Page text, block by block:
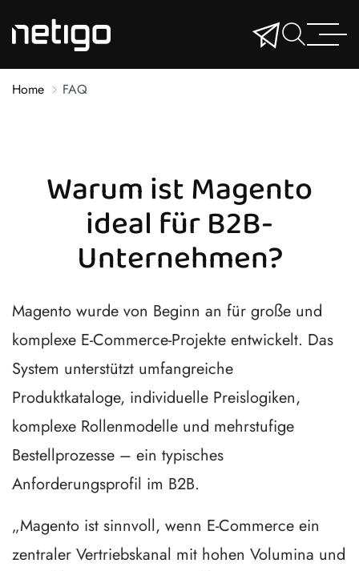
Home FAQ
Warum ist Magento
ideal für B2B-
Unternehmen?
Magento wurde von Beginn an für große und
komplexe E-Commerce-Projekte entwickelt. Das
System unterstützt umfangreiche
Produktkataloge, individuelle Preislogiken,
komplexe Rollenmodelle und mehrstufige
Bestellprozesse – ein typisches
Anforderungsprofil im B2B.
„Magento ist sinnvoll, wenn E-Commerce ein
zentraler Vertriebskanal mit hohen Volumina und